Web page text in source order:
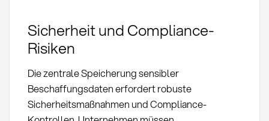
Sicherheit und Compliance-
Risiken
Die zentrale Speicherung sensibler
Beschaffungsdaten erfordert robuste
Sicherheitsmaßnahmen und Compliance-